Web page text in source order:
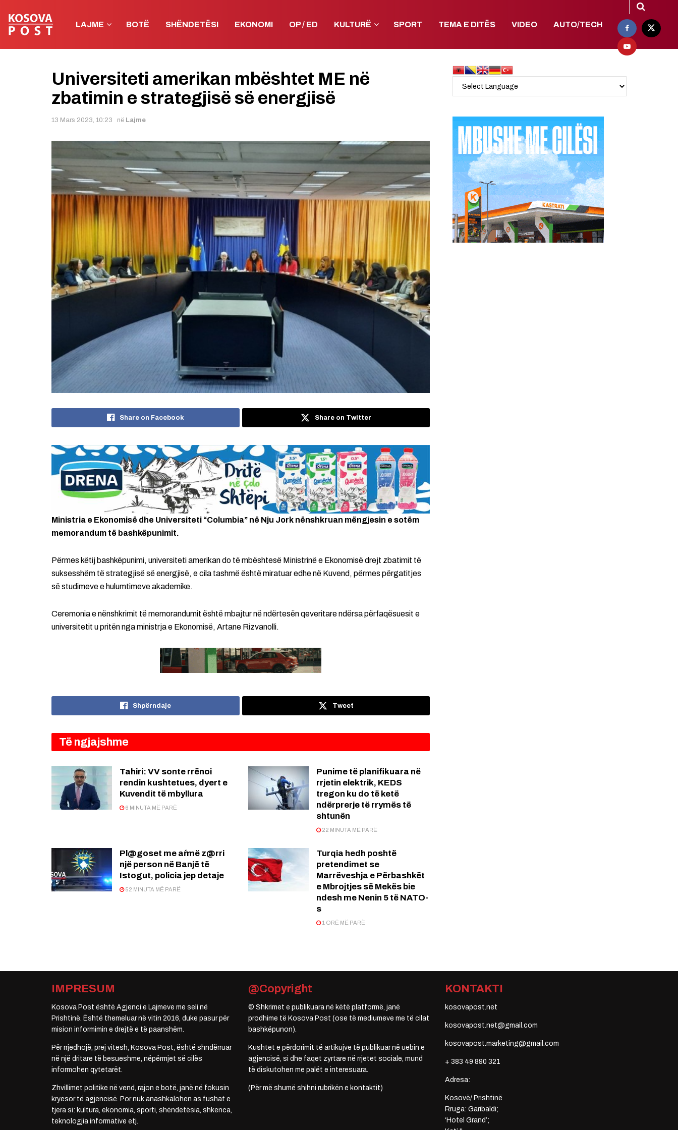
LAJME BOTË SHËNDETËSI EKONOMI OP / ED KULTURË SPORT TEMA E DITËS VIDEO AUTO/TECH
Universiteti amerikan mbështet ME në
zbatimin e strategjisë së energjisë
13 Mars 2023, 10:23 në Lajme
Share on Facebook Share on Twitter
Ministria e Ekonomisë dhe Universiteti “Columbia” në Nju Jork nënshkruan mëngjesin e sotëm
memorandum të bashkëpunimit.
Përmes këtij bashkëpunimi, universiteti amerikan do të mbështesë Ministrinë e Ekonomisë drejt zbatimit të
suksesshëm të strategjisë së energjisë, e cila tashmë është miratuar edhe në Kuvend, përmes përgatitjes
së studimeve e hulumtimeve akademike.
Ceremonia e nënshkrimit të memorandumit është mbajtur në ndërtesën qeveritare ndërsa përfaqësuesit e
universitetit u pritën nga ministrja e Ekonomisë, Artane Rizvanolli.
Shpërndaje Tweet
Të ngjajshme
Tahiri: VV sonte rrënoi
rendin kushtetues, dyert e
Kuvendit të mbyllura
6 MINUTA MË PARË
Punime të planifikuara në
rrjetin elektrik, KEDS
tregon ku do të ketë
ndërprerje të rrymës të
shtunën
22 MINUTA MË PARË
Pl@goset me aŕmë z@rri
një person në Banjë të
Istogut, policia jep detaje
52 MINUTA MË PARË
Turqia hedh poshtë
pretendimet se
Marrëveshja e Përbashkët
e Mbrojtjes së Mekës bie
ndesh me Nenin 5 të NATO-
s
1 ORË MË PARË
IMPRESUM
Kosova Post është Agjenci e Lajmeve me seli në
Prishtinë. Është themeluar në vitin 2016, duke pasur për
mision informimin e drejtë e të paanshëm.
Për rrjedhojë, prej vitesh, Kosova Post, është shndërruar
në një dritare të besueshme, nëpërmjet së cilës
informohen qytetarët.
Zhvillimet politike në vend, rajon e botë, janë në fokusin
kryesor të agjencisë. Por nuk anashkalohen as fushat e
tjera si: kultura, ekonomia, sporti, shëndetësia, shkenca,
teknologjia informative etj.
@Copyright
© Shkrimet e publikuara në këtë platformë, janë
prodhime të Kosova Post (ose të mediumeve me të cilat
bashkëpunon).
Kushtet e përdorimit të artikujve të publikuar në uebin e
agjencisë, si dhe faqet zyrtare në rrjetet sociale, mund
të diskutohen me palët e interesuara.
(Për më shumë shihni rubrikën e kontaktit)
KONTAKTI
kosovapost.net
kosovapost.net@gmail.com
kosovapost.marketing@gmail.com
+ 383 49 890 321
Adresa:
Kosovë/ Prishtinë
Rruga: Garibaldi;
‘Hotel Grand’;